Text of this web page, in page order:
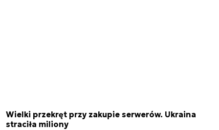
Wielki przekręt przy zakupie serwerów. Ukraina
straciła miliony